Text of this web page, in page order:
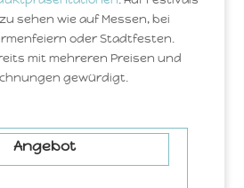
sehen wie auf Messen, bei
oder Stadtfesten.
mit mehreren Preisen und
gewürdigt.
Angebot